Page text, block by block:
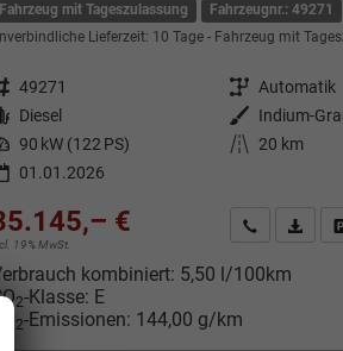
Fahrzeug mit Tageszulassung
Fahrzeugnr.: 49271
Lieferzeit: 10 Tage Fahrzeug mit
Fahrzeugnr. 49271 Getriebe Automatik
Kraftstoff Diesel Außenfarbe
Indium-
Leistung 90 kW (122 PS) Kilometerstand
20 km
01.01.2026
€
19% MwSt.
Kontakt &
PDF-
kombiniert: 5,50 l/100km
2-Klasse: E
2-Emissionen: 144,00 g/km